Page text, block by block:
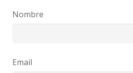
Nombre
Email